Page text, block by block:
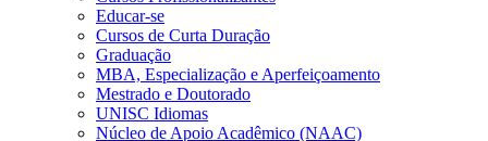
Educar-se
Cursos de Curta Duração
Graduação
MBA, Especialização e Aperfeiçoamento
Mestrado e Doutorado
UNISC Idiomas
Núcleo de Apoio Acadêmico (NAAC)